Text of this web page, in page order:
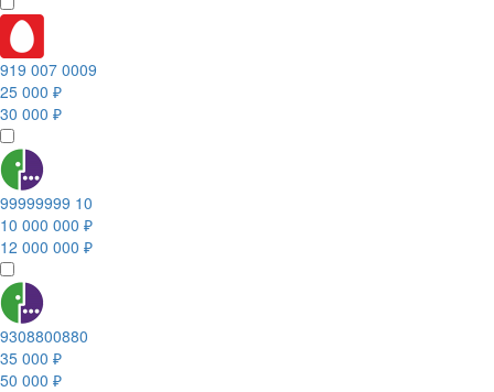
919 007 0009
25 000 ₽
30 000 ₽
99999999 10
10 000 000 ₽
12 000 000 ₽
9308800880
35 000 ₽
50 000 ₽